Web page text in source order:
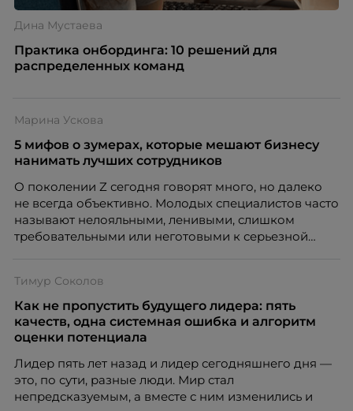
Дина Мустаева
Практика онбординга: 10 решений для
распределенных команд
Марина Ускова
5 мифов о зумерах, которые мешают бизнесу
нанимать лучших сотрудников
О поколении Z сегодня говорят много, но далеко
не всегда объективно. Молодых специалистов часто
называют нелояльными, ленивыми, слишком
требовательными или неготовыми к серьезной
кадровых ошибок. В этой статье Марина Ускова,
руководитель отдела подбора персонала
рекрутинговой компании, разбирает самые
распространенные мифы о зумерах и объясняет,
бизнесу находить и удерживать сильных
сотрудников.
Тимур Соколов
Как не пропустить будущего лидера: пять
качеств, одна системная ошибка и алгоритм
оценки потенциала
Лидер пять лет назад и лидер сегодняшнего дня —
это, по сути, разные люди. Мир стал
непредсказуемым, а вместе с ним изменились и